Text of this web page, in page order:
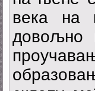
века на
довољно